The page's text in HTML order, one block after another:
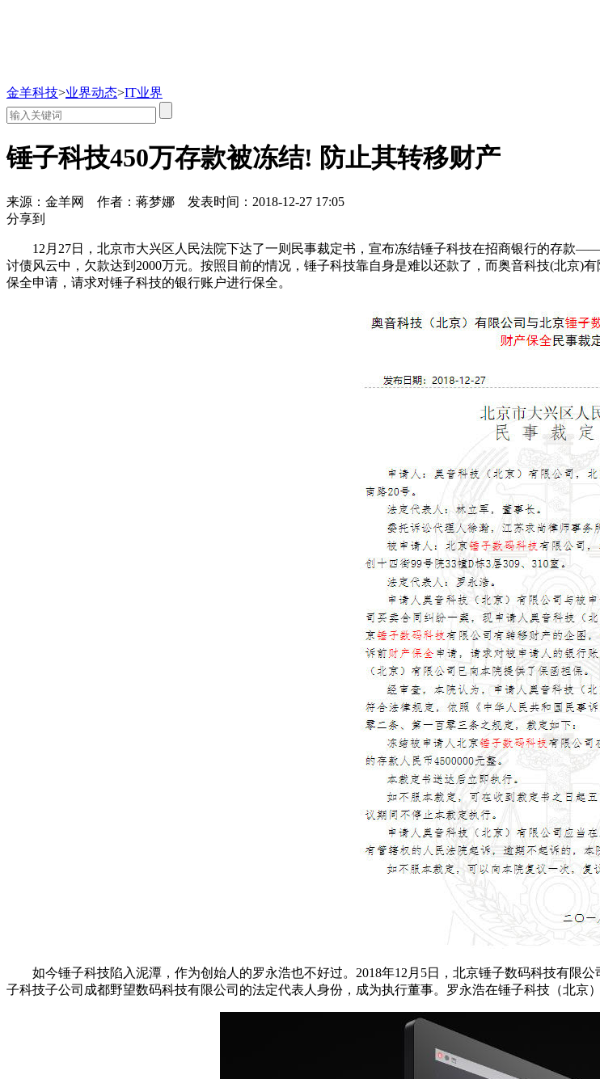
金羊科技>业界动态>IT业界
锤子科技450万存款被冻结! 防止其转移财产
来源：金羊网 作者：蒋梦娜
发表时间：2018-12-27 17:05
分享到
12月27日，北京市大兴区人民法院下达了一则民事裁定书，宣布冻结锤子科技在招商银行的存款
讨债风云中，欠款达到2000万元。按照目前的情况，锤子科技靠自身是难以还款了，而奥音科技(北京)
保全申请，请求对锤子科技的银行账户进行保全。
如今锤子科技陷入泥潭，作为创始人的罗永浩也不好过。2018年12月5日，北京锤子数码科技有限
子科技子公司成都野望数码科技有限公司的法定代表人身份，成为执行董事。罗永浩在锤子科技（北京